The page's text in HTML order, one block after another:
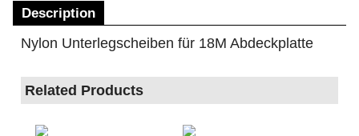
Description
Nylon Unterlegscheiben für 18M Abdeckplatte
Related Products